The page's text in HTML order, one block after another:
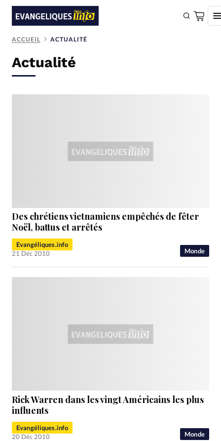
Faire un don
RUBRIQUES
Toute l'actualité
Histoire
Laicité Mission
Monde
ACCUEIL ACTUALITÉ
Actualité
Monde
Des chrétiens vietnamiens empêchés de fêter
Noël, battus et arrêtés
Evangéliques.info
21 Déc 2010
Monde
Rick Warren dans les vingt Américains les plus
influents
Evangéliques.info
20 Déc 2010